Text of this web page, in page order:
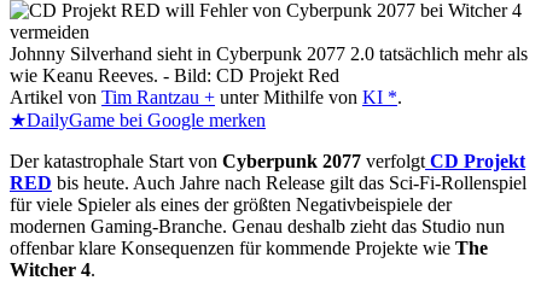
Johnny Silverhand sieht in Cyberpunk 2077 2.0 tatsächlich mehr als
wie Keanu Reeves. - Bild: CD Projekt Red
Artikel von Tim Rantzau + unter Mithilfe von KI *.
★DailyGame bei Google merken
Der katastrophale Start von Cyberpunk 2077 verfolgt CD Projekt
RED bis heute. Auch Jahre nach Release gilt das Sci-Fi-Rollenspiel
für viele Spieler als eines der größten Negativbeispiele der
modernen Gaming-Branche. Genau deshalb zieht das Studio nun
offenbar klare Konsequenzen für kommende Projekte wie The
Witcher 4.